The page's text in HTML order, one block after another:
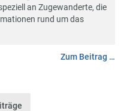
an Zugewanderte, die
rund um das
Zum Beitrag …